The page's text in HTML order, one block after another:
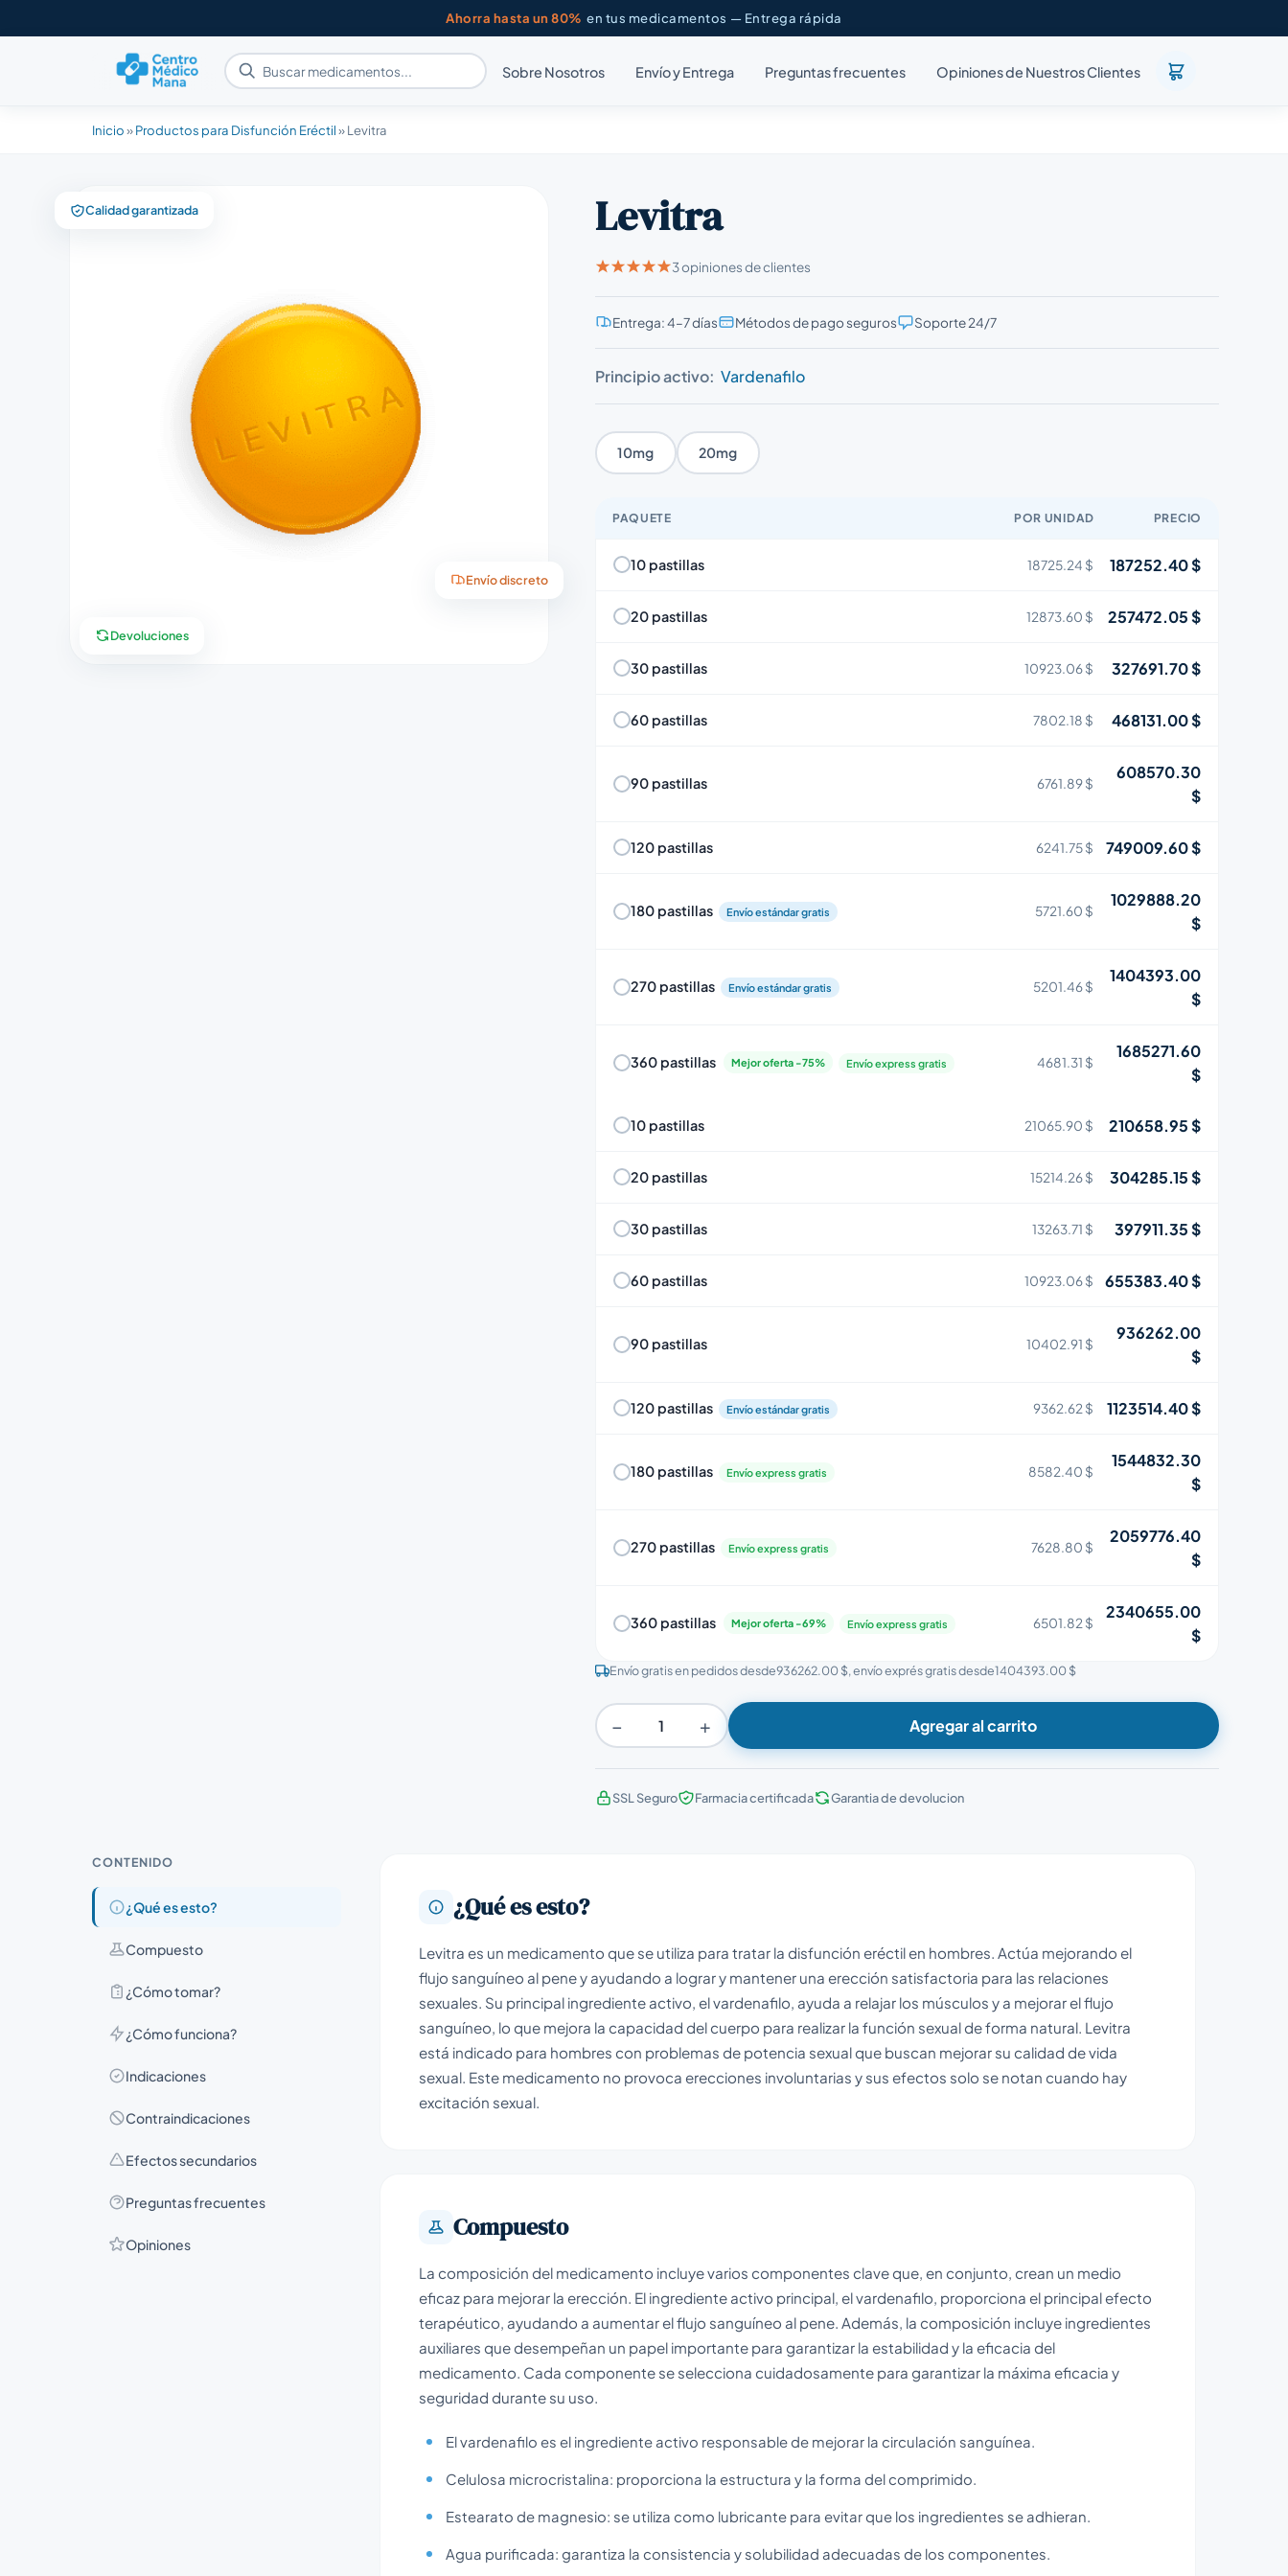
Ahorra hasta un 80% en tus medicamentos — Entrega rápida
Sobre Nosotros Envío y Entrega Preguntas frecuentes Opiniones de Nuestros Clientes
Inicio»Productos para Disfunción Eréctil»Levitra
Calidad garantizada
Envío discreto
Devoluciones
Levitra
3 opiniones de clientes
Entrega: 4–7 días Métodos de pago seguros Soporte 24/7
Principio activo: Vardenafilo
10mg 20mg
PAQUETE POR UNIDAD PRECIO
10 pastillas 18725.24 $ 187252.40 $
20 pastillas 12873.60 $ 257472.05 $
30 pastillas 10923.06 $ 327691.70 $
60 pastillas 7802.18 $ 468131.00 $
90 pastillas 6761.89 $
608570.30
$
120 pastillas 6241.75 $ 749009.60 $
180 pastillas Envío estándar gratis 5721.60 $
1029888.20
$
270 pastillas Envío estándar gratis 5201.46 $
1404393.00
$
360 pastillas Mejor oferta -75% Envío express gratis 4681.31 $
1685271.60
$
10 pastillas 21065.90 $ 210658.95 $
20 pastillas 15214.26 $ 304285.15 $
30 pastillas 13263.71 $ 397911.35 $
60 pastillas 10923.06 $ 655383.40 $
90 pastillas 10402.91 $
936262.00
$
120 pastillas Envío estándar gratis 9362.62 $ 1123514.40 $
180 pastillas Envío express gratis 8582.40 $
1544832.30
$
270 pastillas Envío express gratis 7628.80 $
2059776.40
$
360 pastillas Mejor oferta -69% Envío express gratis 6501.82 $
2340655.00
$
Envío gratis en pedidos desde936262.00 $, envío exprés gratis desde1404393.00 $
− + Agregar al carrito
SSL Seguro Farmacia certificada Garantia de devolucion
CONTENIDO
¿Qué es esto?
Compuesto
¿Cómo tomar?
¿Cómo funciona?
Indicaciones
Contraindicaciones
Efectos secundarios
Preguntas frecuentes
Opiniones
¿Qué es esto?
Levitra es un medicamento que se utiliza para tratar la disfunción eréctil en hombres. Actúa mejorando el
flujo sanguíneo al pene y ayudando a lograr y mantener una erección satisfactoria para las relaciones
sexuales. Su principal ingrediente activo, el vardenafilo, ayuda a relajar los músculos y a mejorar el flujo
sanguíneo, lo que mejora la capacidad del cuerpo para realizar la función sexual de forma natural. Levitra
está indicado para hombres con problemas de potencia sexual que buscan mejorar su calidad de vida
sexual. Este medicamento no provoca erecciones involuntarias y sus efectos solo se notan cuando hay
excitación sexual.
Compuesto
La composición del medicamento incluye varios componentes clave que, en conjunto, crean un medio
eficaz para mejorar la erección. El ingrediente activo principal, el vardenafilo, proporciona el principal efecto
terapéutico, ayudando a aumentar el flujo sanguíneo al pene. Además, la composición incluye ingredientes
auxiliares que desempeñan un papel importante para garantizar la estabilidad y la eficacia del
medicamento. Cada componente se selecciona cuidadosamente para garantizar la máxima eficacia y
seguridad durante su uso.
El vardenafilo es el ingrediente activo responsable de mejorar la circulación sanguínea.
Celulosa microcristalina: proporciona la estructura y la forma del comprimido.
Estearato de magnesio: se utiliza como lubricante para evitar que los ingredientes se adhieran.
Agua purificada: garantiza la consistencia y solubilidad adecuadas de los componentes.